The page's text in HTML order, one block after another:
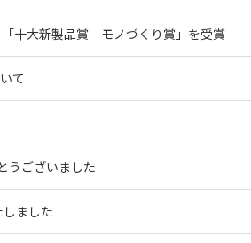
「十大新製品賞 モノづくり賞」を受賞
て
うございました
ました